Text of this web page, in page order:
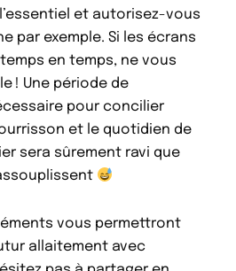
et autorisez-vous
par exemple. Si les écrans
en temps, ne vous
! Une période de
pour concilier
et le quotidien de
sera sûrement ravi que
vous permettront
allaitement avec